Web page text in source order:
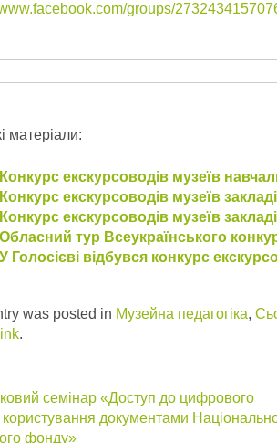
groups/
матеріали:
Конкурс екскурсоводів музеїв
Конкурс екскурсоводів музеїв
Конкурс екскурсоводів музеїв
Обласний тур Всеукраїнського
У Голосієві відбувся конкурс
was posted in Музейна педагогіка,
.
семінар «Доступ до цифрового
документами
фонду»